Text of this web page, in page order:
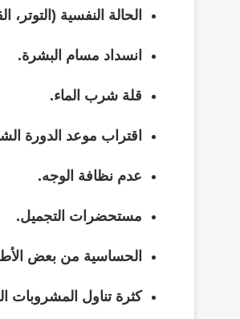
الحالة النفسية (التوتر،
انسداد مسام البشرة.
قلة شرب الماء.
اقتراب موعد الدورة
عدم نظافة الوجه.
مستحضرات التجميل.
الحساسية من بعض
كثرة تناول المشروبات